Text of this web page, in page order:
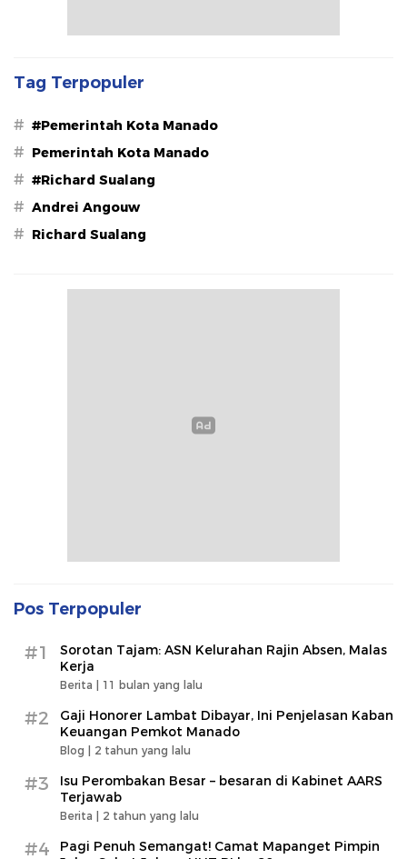
Tag Terpopuler
# #Pemerintah Kota Manado
# Pemerintah Kota Manado
# #Richard Sualang
# Andrei Angouw
# Richard Sualang
Pos Terpopuler
#1
Sorotan Tajam: ASN Kelurahan Rajin Absen, Malas
Kerja
Berita | 11 bulan yang lalu
#2
Gaji Honorer Lambat Dibayar, Ini Penjelasan Kaban
Keuangan Pemkot Manado
Blog | 2 tahun yang lalu
#3
Isu Perombakan Besar – besaran di Kabinet AARS
Terjawab
Berita | 2 tahun yang lalu
#4
Pagi Penuh Semangat! Camat Mapanget Pimpin